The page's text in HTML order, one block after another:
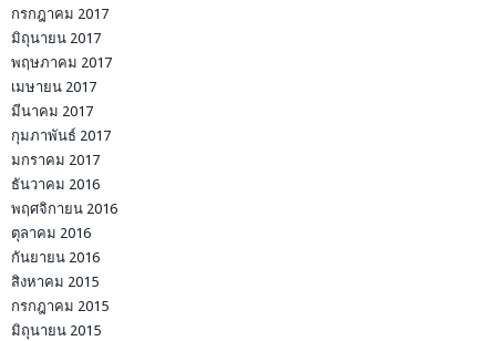
กรกฎาคม 2017
มิถุนายน 2017
พฤษภาคม 2017
เมษายน 2017
มีนาคม 2017
กุมภาพันธ์ 2017
มกราคม 2017
ธันวาคม 2016
พฤศจิกายน 2016
ตุลาคม 2016
กันยายน 2016
สิงหาคม 2015
กรกฎาคม 2015
มิถุนายน 2015